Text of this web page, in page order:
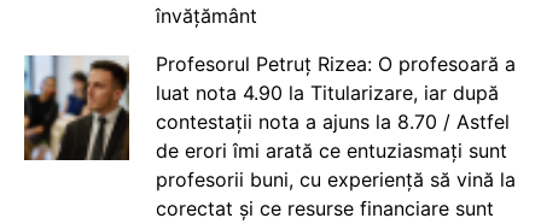
învățământ
Profesorul Petruț Rizea: O profesoară a
luat nota 4.90 la Titularizare, iar după
contestații nota a ajuns la 8.70 / Astfel
de erori îmi arată ce entuziasmați sunt
profesorii buni, cu experiență să vină la
corectat și ce resurse financiare sunt